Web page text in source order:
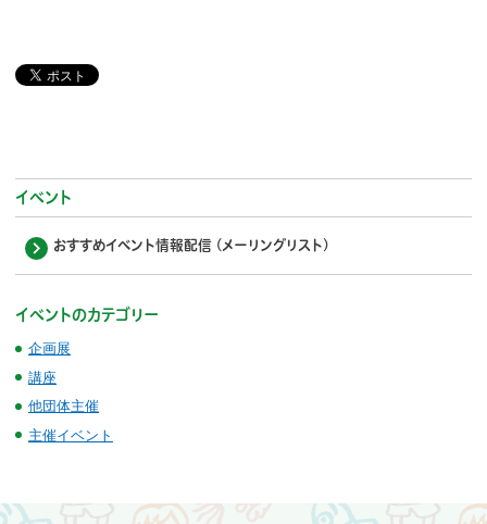
イベント
おすすめイベント情報配信 (メーリングリスト)
イベントのカテゴリー
企画展
講座
他団体主催
主催イベント